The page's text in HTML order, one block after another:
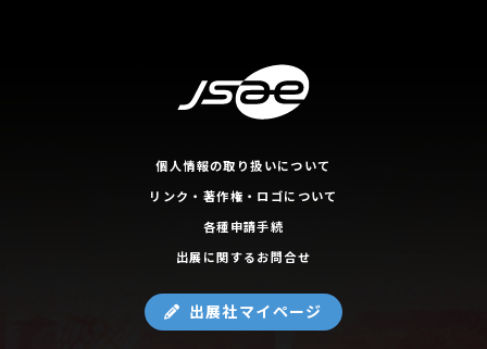
個人情報の取り扱いについて
リンク・著作権・ロゴについて
各種申請手続
出展に関するお問合せ
出展社マイページ